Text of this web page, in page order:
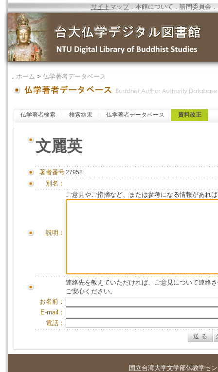
サイトマップ．本館について ．諮問委員会 ．
． ホーム > 仏学著者データベース
仏学著者検索 検索結果 仏学著者データベース 資料改正
文麗英
著者番号27958
別名：
説明：
ご意見やご指摘など、または参考になる情報があれ
連絡先を教えていただければ、ご意見について連絡
ご安心ください。
お名前：
E-mail：
電話：
国立台湾大学文学部仏教学セ